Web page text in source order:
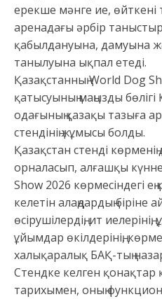
ерекше мәнге ие, өйткені
аренадағы әрбір
қабылдануына, дамуына
танылуына ықпал етеді.
Қазақстанның World Dog
қатысуының маңызды
одағының қазақы тазыға
стендінің жұмысы болды.
Қазақстан стенді
орналасып, алғашқы
Show 2026 көрмесіндегі ең
келетін алаңдардың біріне
өсірушілердің, ит
ұйымдар өкілдерінің,
халықаралық БАҚ-тың
Стендке келген қонақтар
тарихымен, оның